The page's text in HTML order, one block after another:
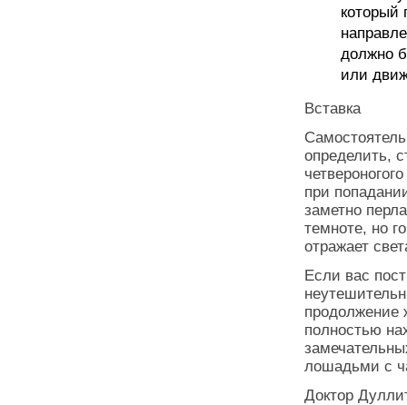
который
должно
или
Вставка
определить,
при
заметно
темноте, но
отражает
Если вас
продолжение
полностью
лошадьми с
Доктор